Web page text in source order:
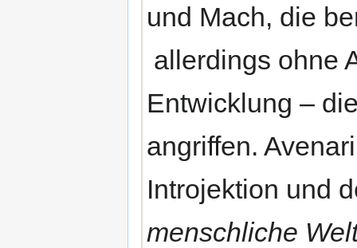
und Mach, die
allerdings ohne
Entwicklung –
angriffen.
Introjektion und
menschliche